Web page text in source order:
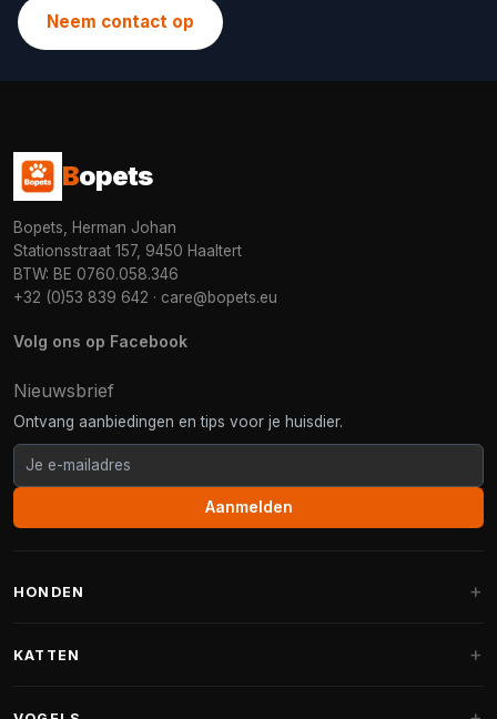
Neem contact op
Bopets
Bopets, Herman Johan
Stationsstraat 157, 9450 Haaltert
BTW: BE 0760.058.346
+32 (0)53 839 642 · care@bopets.eu
Volg ons op Facebook
Nieuwsbrief
Ontvang aanbiedingen en tips voor je huisdier.
Aanmelden
HONDEN
KATTEN